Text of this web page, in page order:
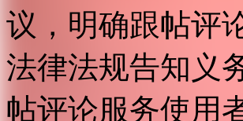
议，明确跟帖评
法律法规告知义
帖评论服务使用